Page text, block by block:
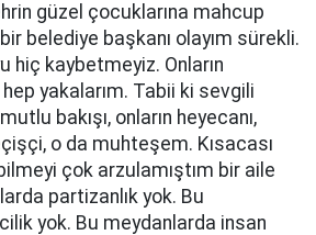
güzel çocuklarına mahcup
belediye başkanı olayım sürekli.
hiç kaybetmeyiz. Onların
hep yakalarım. Tabii ki sevgili
bakışı, onların heyecanı,
o da muhteşem. Kısacası
çok arzulamıştım bir aile
partizanlık yok. Bu
yok. Bu meydanlarda insan